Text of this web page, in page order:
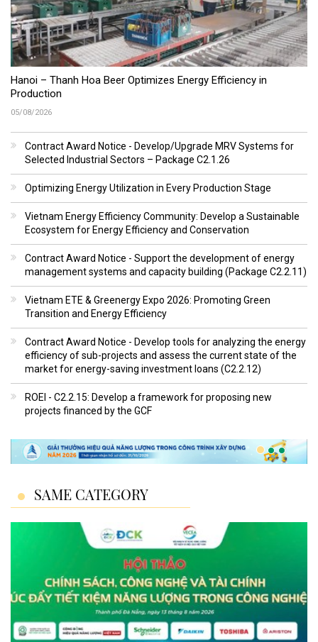
Hanoi – Thanh Hoa Beer Optimizes Energy Efficiency in
Production
05/08/2026
Contract Award Notice - Develop/Upgrade MRV Systems for
Selected Industrial Sectors – Package C2.1.26
Optimizing Energy Utilization in Every Production Stage
Vietnam Energy Efficiency Community: Develop a Sustainable
Ecosystem for Energy Efficiency and Conservation
Contract Award Notice - Support the development of energy
management systems and capacity building (Package C2.2.11)
Vietnam ETE & Greenergy Expo 2026: Promoting Green
Transition and Energy Efficiency
Contract Award Notice - Develop tools for analyzing the energy
efficiency of sub-projects and assess the current state of the
market for energy-saving investment loans (C2.2.12)
ROEI - C2.2.15: Develop a framework for proposing new
projects financed by the GCF
SAME CATEGORY